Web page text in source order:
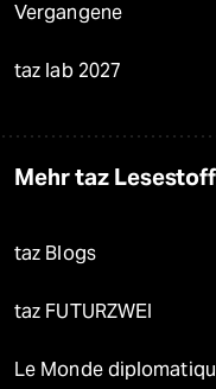
Vergangene
taz lab 2027
Mehr taz Lesestoff
taz Blogs
taz FUTURZWEI
Le Monde